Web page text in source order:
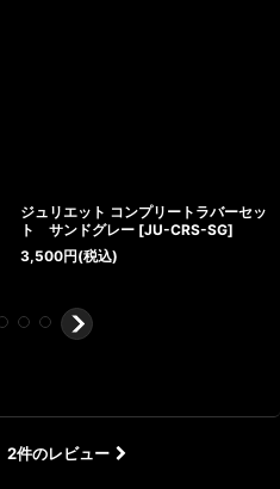
ジュリエット コンプリートラバーセッ
ト サンドグレー [JU-CRS-SG]
3,500円(税込)
2件のレビュー